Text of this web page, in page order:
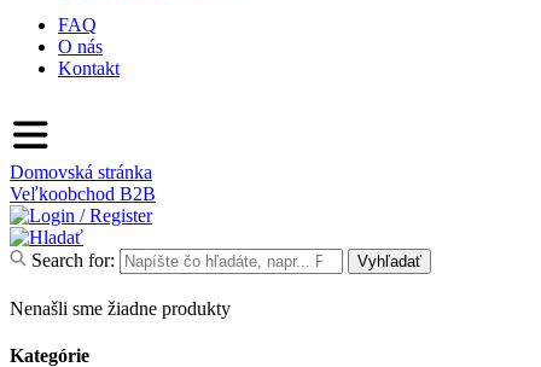
FAQ
O nás
Kontakt
Domovská stránka
Veľkoobchod B2B
Search for: Vyhľadať
Nenašli sme žiadne produkty
Kategórie